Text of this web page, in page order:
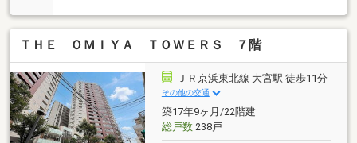
ーション済住戸■ペット飼育可！■家具・照明・エアコ
ン付販売！涼しくご見学可能です！■１階住戸につき
階下への音を気にせず生活が可！お子様も室内で元気
よく遊べます！■月々８万円台で購入可！■戸建て感覚
のゆとり空間。■とにかく明るい南向き！■全室６帖以
上でゆとりある間取り■追焚・浴室乾燥機など設備充
実■浄水器付きシステムキッチン■ＬＤＫ約２２帖の広
いＬＤＫ！※３ＬＤＫへの変更無料！是非実際のお部
屋をご見学しに来てください！
ＴＨＥ ＯＭＩＹＡ ＴＯＷＥＲＳ ７階
ＪＲ京浜東北線 大宮駅 徒歩11分
その他の交通
築17年9ヶ月/22階建
総戸数238戸